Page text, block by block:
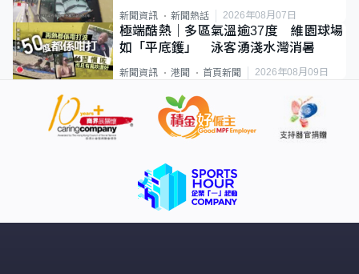
直揸落去
新聞資訊 新聞熱話 2026年08月07日
極端酷熱｜多區氣溫逾37度 維園球場
如「平底鑊」 泳客湧淺水灣消暑
新聞資訊 港聞 首頁新聞 2026年08月09日